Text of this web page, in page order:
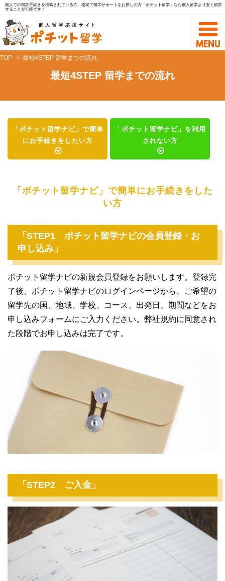
個人での留学手続きを検索されている方、格安で留学サポートをお探しの方「ポチット留学」なら個人留学より安く留学
することが可能です！
TOP 最短4STEP 留学までの流れ
最短4STEP 留学までの流れ
「ポチット留学ナビ」で簡単
にお手続きをしたい方
「ポチット留学ナビ」を利用
されない方
「ポチット留学ナビ」で簡単にお手続きをした
い方
「STEP1 ポチット留学ナビの会員登録・お
申し込み」
ポチット留学ナビの新規会員登録をお願いします。登録完
了後、ポチット留学ナビのログインページから、ご希望の
留学先の国、地域、学校、コース、出発日、期間などをお
申し込みフォームにご入力ください。弊社規約に同意され
た段階でお申し込みは完了です。
「STEP2 ご入金」